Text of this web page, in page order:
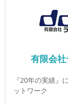
有限会
『20年の実績』
ットワーク